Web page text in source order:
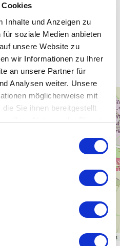
Cookies
Inhalte und Anzeigen zu
soziale Medien anbieten
unsere Website zu
wir Informationen zu Ihrer
an unsere Partner für
Analysen weiter. Unsere
möglicherweise mit
Sie ihnen bereitgestellt
Ihrer Nutzung der Dienste
in Halle /
OpenStreetMapcontributors